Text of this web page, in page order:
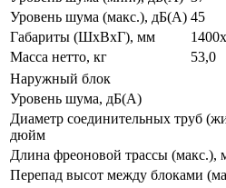
Уровень шума (макс.), дБ(А) 45
Габариты (ШхВхГ), мм
Масса нетто, кг
53,0
Наружный блок
Уровень шума, дБ(А)
Диаметр соединительных труб
дюйм
Длина фреоновой трассы (макс.),
Перепад высот между блоками